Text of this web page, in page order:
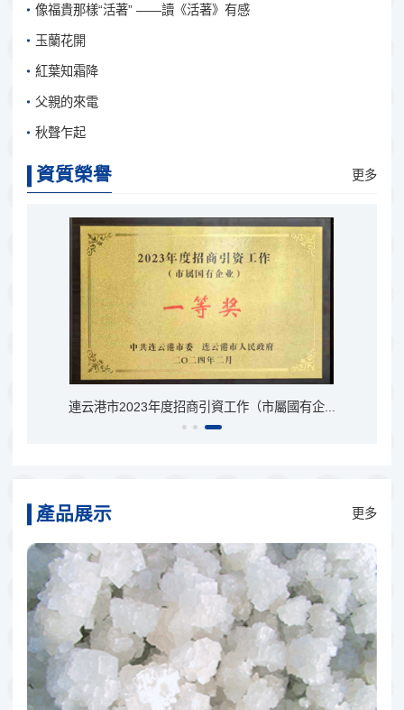
像福貴那樣“活著” ——讀《活著》有感
玉蘭花開
紅葉知霜降
父親的來電
秋聲乍起
資質榮譽 更多
連云港市2023年度招商引資工作（市屬國有企...
產品展示 更多